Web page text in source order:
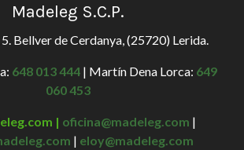
Madeleg S.C.P.
Bellver de Cerdanya, (25720) Lerida.
648 013 444| Martín Dena Lorca: 649
060 453
| oficina@madeleg.com |
| eloy@madeleg.com